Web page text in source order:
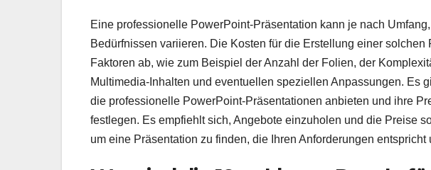
Eine professionelle PowerPoint-Präsentation kann je nach
Bedürfnissen variieren. Die Kosten für die Erstellung einer
Faktoren ab, wie zum Beispiel der Anzahl der Folien, der
Multimedia-Inhalten und eventuellen speziellen Anpassungen. Es
die professionelle PowerPoint-Präsentationen anbieten und ihre
festlegen. Es empfiehlt sich, Angebote einzuholen und die Preise
um eine Präsentation zu finden, die Ihren Anforderungen entspricht